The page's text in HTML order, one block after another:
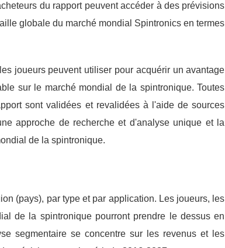
du rapport peuvent accéder à des prévisions
globale du marché mondial Spintronics en termes
joueurs peuvent utiliser pour acquérir un avantage
sur le marché mondial de la spintronique. Toutes
sont validées et revalidées à l'aide de sources
approche de recherche et d'analyse unique et la
de la spintronique.
(pays), par type et par application. Les joueurs, les
de la spintronique pourront prendre le dessus en
segmentaire se concentre sur les revenus et les